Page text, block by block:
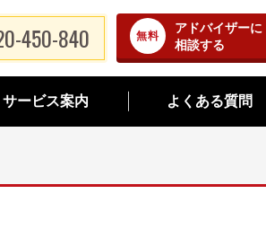
450-840
アドバイザーに
相談する
サービス案内 よくある質問